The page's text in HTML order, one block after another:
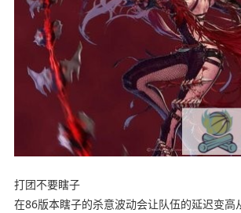
打团不要瞎子
在86版本瞎子的杀意波动会让队伍的延迟变高